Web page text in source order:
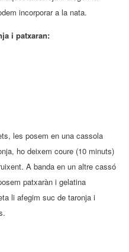
incorporar a la nata.
i patxaran:
les posem en una cassola
ho deixem coure (10 minuts)
A banda en un altre cassó
patxaràn i gelatina
li afegim suc de taronja i